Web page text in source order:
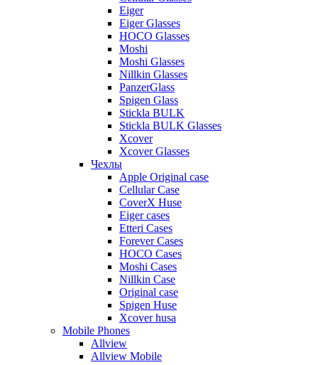
Eiger
Eiger Glasses
HOCO Glasses
Moshi
Moshi Glasses
Nillkin Glasses
PanzerGlass
Spigen Glass
Stickla BULK
Stickla BULK Glasses
Xcover
Xcover Glasses
Чехлы
Apple Original case
Cellular Case
CoverX Huse
Eiger cases
Etteri Cases
Forever Cases
HOCO Cases
Moshi Cases
Nillkin Case
Original case
Spigen Huse
Xcover husa
Mobile Phones
Allview
Allview Mobile